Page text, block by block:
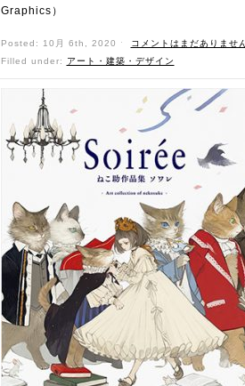
Graphics）
Posted: 10月 6th, 2020 ˑ
コメントはまだありませ
Filled under:
アート・建築・デザイン